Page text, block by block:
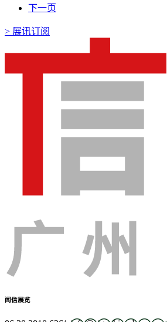
下一页
> 展讯订阅
闻信展览